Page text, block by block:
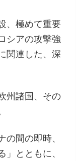
、極めて重要
シアの攻撃強
関連した、深
州諸国、その
の間の即時、
」とともに、